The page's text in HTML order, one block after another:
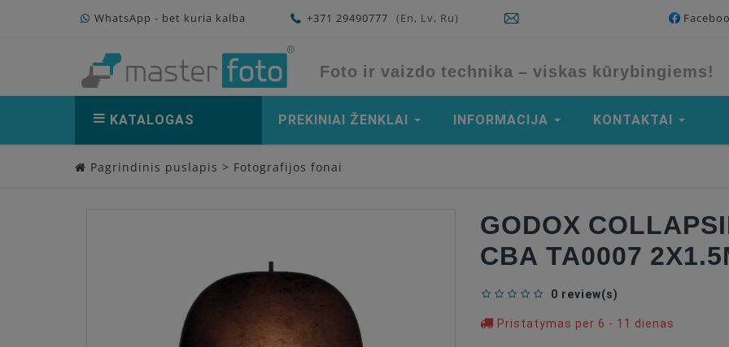
WhatsApp - bet kuria kalba +371 29490777 (En, Lv, Ru)
Foto ir vaizdo technika – viskas kūrybingiems!
KATALOGAS PREKINIAI ŽENKLAI INFORMACIJA KONTAKTAI
Pagrindinis puslapis > Fotografijos fonai
GODOX
CBA TA0007
0 review(s)
Pristatymas per 6 - 11 dienas